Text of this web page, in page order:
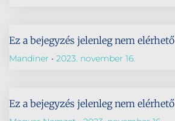
Ez a bejegyzés jelenleg nem elérhető
Mandiner 2023. november 16.
Ez a bejegyzés jelenleg nem elérhető